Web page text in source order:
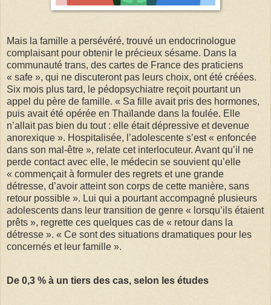
Mais la famille a persévéré, trouvé un endocrinologue
complaisant pour obtenir le précieux sésame. Dans la
communauté trans, des cartes de France des praticiens
« safe », qui ne discuteront pas leurs choix, ont été créées.
Six mois plus tard, le pédopsychiatre reçoit pourtant un
appel du père de famille. « Sa fille avait pris des hormones,
puis avait été opérée en Thaïlande dans la foulée. Elle
n’allait pas bien du tout : elle était dépressive et devenue
anorexique ». Hospitalisée, l’adolescente s’est « enfoncée
dans son mal-être », relate cet interlocuteur. Avant qu’il ne
perde contact avec elle, le médecin se souvient qu’elle
« commençait à formuler des regrets et une grande
détresse, d’avoir atteint son corps de cette manière, sans
retour possible ». Lui qui a pourtant accompagné plusieurs
adolescents dans leur transition de genre « lorsqu’ils étaient
prêts », regrette ces quelques cas de « retour dans la
détresse ». « Ce sont des situations dramatiques pour les
concernés et leur famille ».
De 0,3 % à un tiers des cas, selon les études